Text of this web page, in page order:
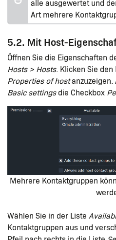
alle ausgewertet und
Art mehrere
5.2. Mit Host-
Öffnen Sie die Eigenschaften
Hosts > Hosts. Klicken Sie
Properties of hostanzuzeigen.
Basic settingsdie Checkbox
Mehrere Kontaktgruppen
Wählen Sie in der Liste
Kontaktgruppen aus und